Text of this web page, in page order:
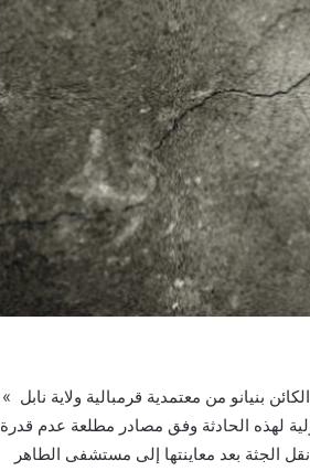
بنيانو من معتمدية قرمبالية ولاية نابل »
لهذه الحادثة وفق مصادر مطلعة عدم قدرة
الجثة بعد معاينتها إلى مستشفى الطاهر